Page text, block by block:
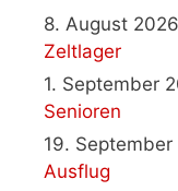
8. August
Zeltlager
1. September
Senioren
19.
Ausflug